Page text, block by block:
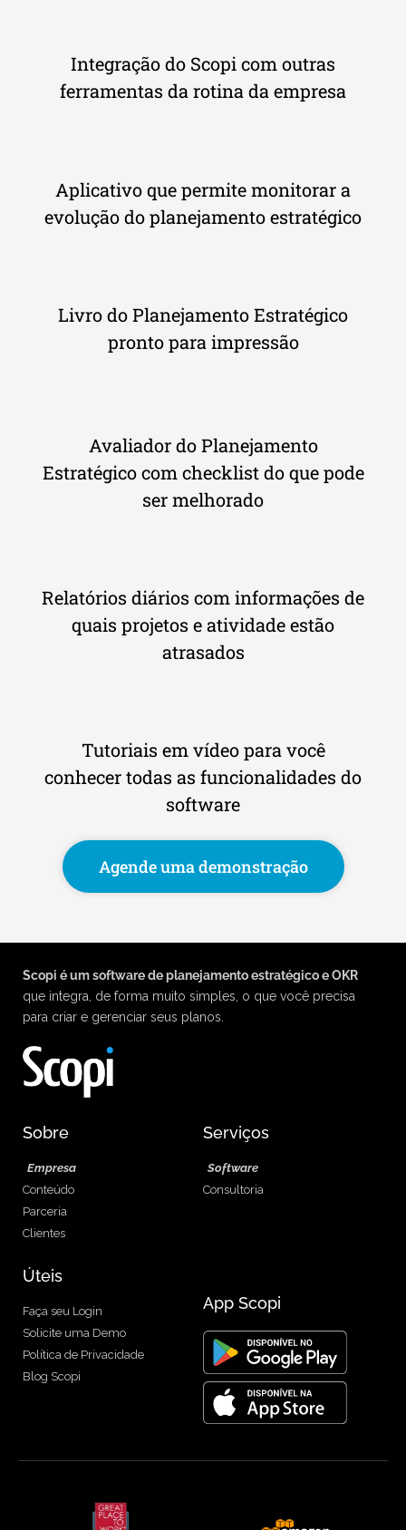
Integração do Scopi com outras
ferramentas da rotina da empresa
Aplicativo que permite monitorar a
evolução do planejamento estratégico
Livro do Planejamento Estratégico
pronto para impressão
Avaliador do Planejamento
Estratégico com checklist do que pode
ser melhorado
Relatórios diários com informações de
quais projetos e atividade estão
atrasados
Tutoriais em vídeo para você
conhecer todas as funcionalidades do
software
Agende uma demonstração
Scopi é um software de planejamento estratégico e OKR
que integra, de forma muito simples, o que você precisa
para criar e gerenciar seus planos.
Sobre
Empresa
Conteúdo
Parceria
Clientes
Serviços
Software
Consultoria
Úteis
Faça seu Login
Solicite uma Demo
Política de Privacidade
Blog Scopi
App Scopi